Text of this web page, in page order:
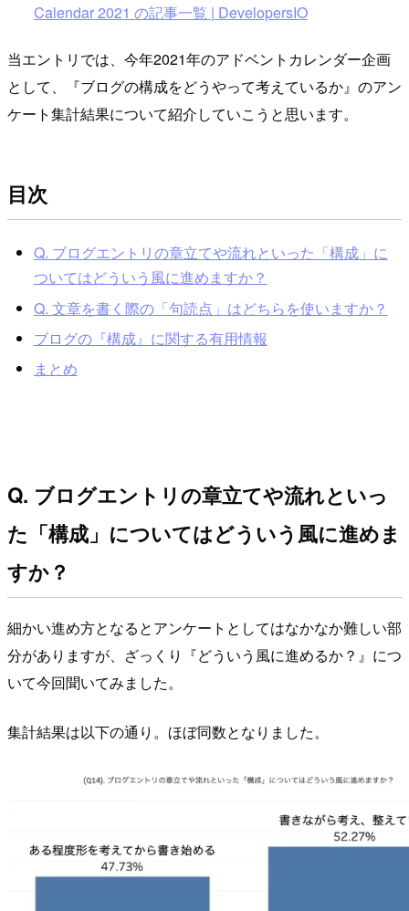
Calendar 2021 の記事一覧 | DevelopersIO
当エントリでは、今年2021年のアドベントカレンダー企画
として、『ブログの構成をどうやって考えているか』のアン
ケート集計結果について紹介していこうと思います。
目次
Q. ブログエントリの章立てや流れといった「構成」に
ついてはどういう風に進めますか？
Q. 文章を書く際の「句読点」はどちらを使いますか？
ブログの『構成』に関する有用情報
まとめ
Q. ブログエントリの章立てや流れといっ
た「構成」についてはどういう風に進めま
すか？
細かい進め方となるとアンケートとしてはなかなか難しい部
分がありますが、ざっくり『どういう風に進めるか？』につ
いて今回聞いてみました。
集計結果は以下の通り。ほぼ同数となりました。